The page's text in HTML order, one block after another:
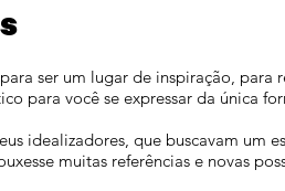
ser um lugar de inspiração, para
para você se expressar da única
idealizadores, que buscavam um
muitas referências e novas